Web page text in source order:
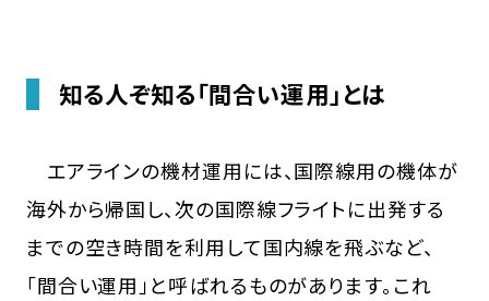
知る人ぞ知る「間合い運用」とは
エアラインの機材運用には、国際線用の機体が
海外から帰国し、次の国際線フライトに出発する
までの空き時間を利用して国内線を飛ぶなど、
「間合い運用」と呼ばれるものがあります。これ